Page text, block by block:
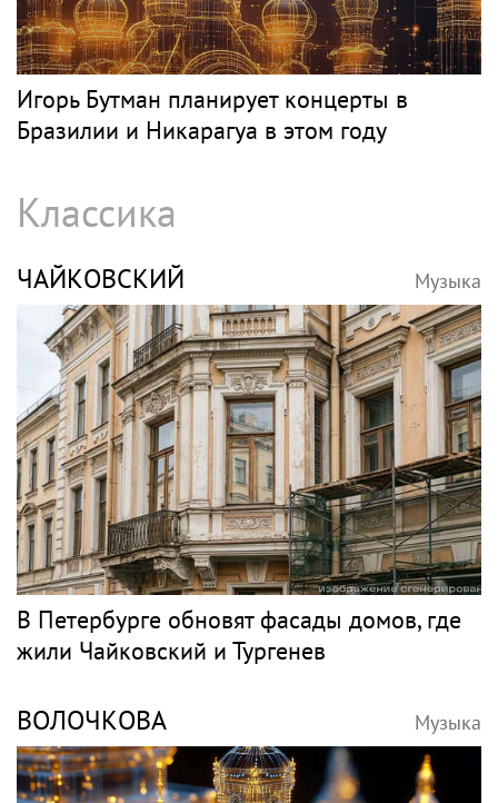
Игорь Бутман планирует концерты в
Бразилии и Никарагуа в этом году
Классика
ЧАЙКОВСКИЙ Музыка
В Петербурге обновят фасады домов, где
жили Чайковский и Тургенев
ВОЛОЧКОВА Музыка